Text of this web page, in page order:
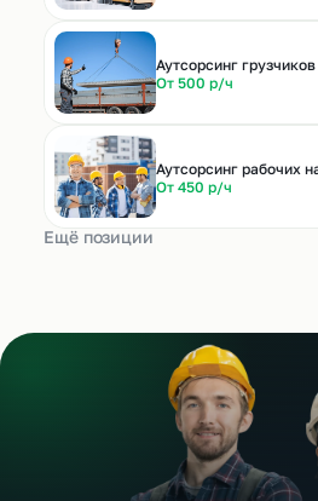
Аутсорсинг
От 500 р/ч
Аутсорсинг рабочих
От 450 р/ч
Ещё позиции